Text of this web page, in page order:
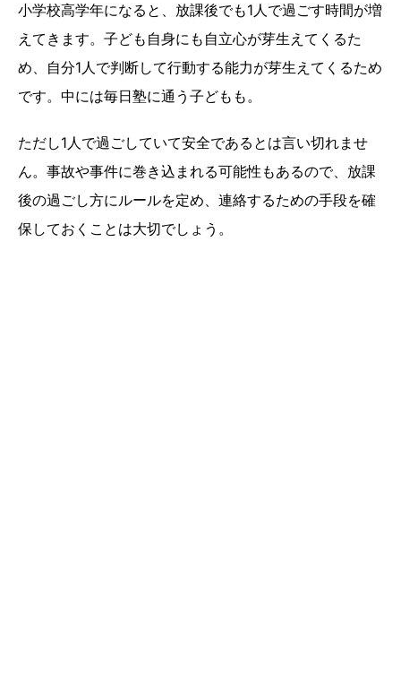
小学校高学年になると、放課後でも1人で過ごす時間が増
えてきます。子ども自身にも自立心が芽生えてくるた
め、自分1人で判断して行動する能力が芽生えてくるため
です。中には毎日塾に通う子どもも。
ただし1人で過ごしていて安全であるとは言い切れませ
ん。事故や事件に巻き込まれる可能性もあるので、放課
後の過ごし方にルールを定め、連絡するための手段を確
保しておくことは大切でしょう。